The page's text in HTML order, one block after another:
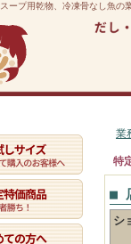
ープ用乾物、冷凍骨なし魚の
業
特
■
シ